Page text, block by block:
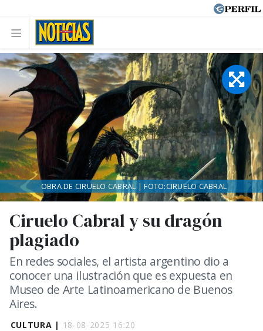
CULTURA | 18-08-2025 16:20
Ciruelo Cabral y su dragón
plagiado
En redes sociales, el artista argentino dio a
conocer una ilustración que es expuesta en
Museo de Arte Latinoamericano de Buenos
Aires.
OBRA DE CIRUELO CABRAL | FOTO:CIRUELO CABRAL